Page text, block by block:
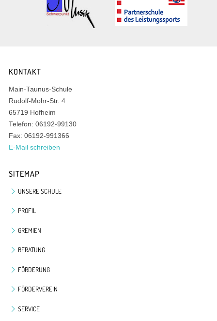
KONTAKT
Main-Taunus-Schule
Rudolf-Mohr-Str. 4
65719 Hofheim
Telefon: 06192-99130
Fax: 06192-991366
E-Mail schreiben
SITEMAP
UNSERE SCHULE
PROFIL
GREMIEN
BERATUNG
FÖRDERUNG
FÖRDERVEREIN
SERVICE